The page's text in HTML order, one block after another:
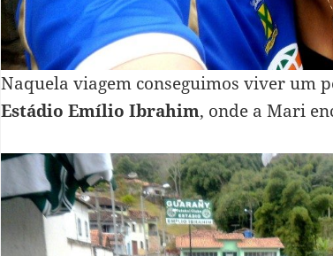
Naquela viagem conseguimos viver um
Estádio Emílio Ibrahim, onde a Mari